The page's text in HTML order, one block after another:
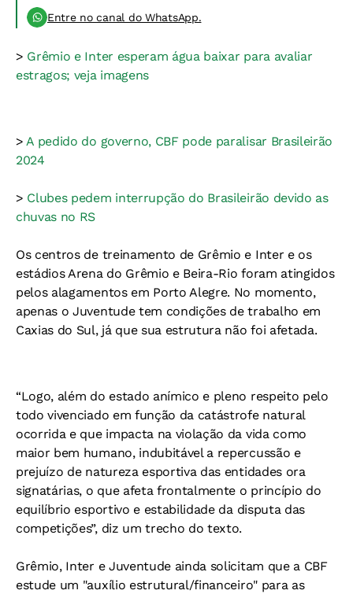
Entre no canal do WhatsApp.
> Grêmio e Inter esperam água baixar para avaliar
estragos; veja imagens
>A pedido do governo, CBF pode paralisar Brasileirão
2024
> Clubes pedem interrupção do Brasileirão devido as
chuvas no RS
Os centros de treinamento de Grêmio e Inter e os
estádios Arena do Grêmio e Beira-Rio foram atingidos
pelos alagamentos em Porto Alegre. No momento,
apenas o Juventude tem condições de trabalho em
Caxias do Sul, já que sua estrutura não foi afetada.
“Logo, além do estado anímico e pleno respeito pelo
todo vivenciado em função da catástrofe natural
ocorrida e que impacta na violação da vida como
maior bem humano, indubitável a repercussão e
prejuízo de natureza esportiva das entidades ora
signatárias, o que afeta frontalmente o princípio do
equilíbrio esportivo e estabilidade da disputa das
competições”, diz um trecho do texto.
Grêmio, Inter e Juventude ainda solicitam que a CBF
estude um "auxílio estrutural/financeiro" para as